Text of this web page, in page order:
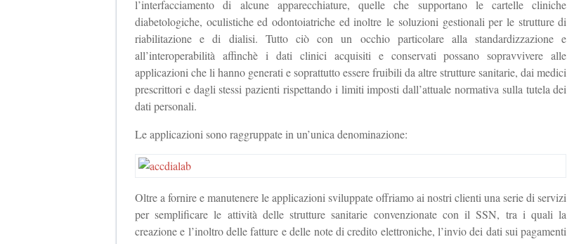
l’interfacciamento di alcune apparecchiature, quelle che supportano le cartelle cliniche
diabetologiche, oculistiche ed odontoiatriche ed inoltre le soluzioni gestionali per le strutture di
riabilitazione e di dialisi. Tutto ciò con un occhio particolare alla standardizzazione e
all’interoperabilità affinchè i dati clinici acquisiti e conservati possano sopravvivere alle
applicazioni che li hanno generati e soprattutto essere fruibili da altre strutture sanitarie, dai medici
prescrittori e dagli stessi pazienti rispettando i limiti imposti dall’attuale normativa sulla tutela dei
dati personali.
Le applicazioni sono raggruppate in un’unica denominazione:
Oltre a fornire e manutenere le applicazioni sviluppate offriamo ai nostri clienti una serie di servizi
per semplificare le attività delle strutture sanitarie convenzionate con il SSN, tra i quali la
creazione e l’inoltro delle fatture e delle note di credito elettroniche, l’invio dei dati sui pagamenti